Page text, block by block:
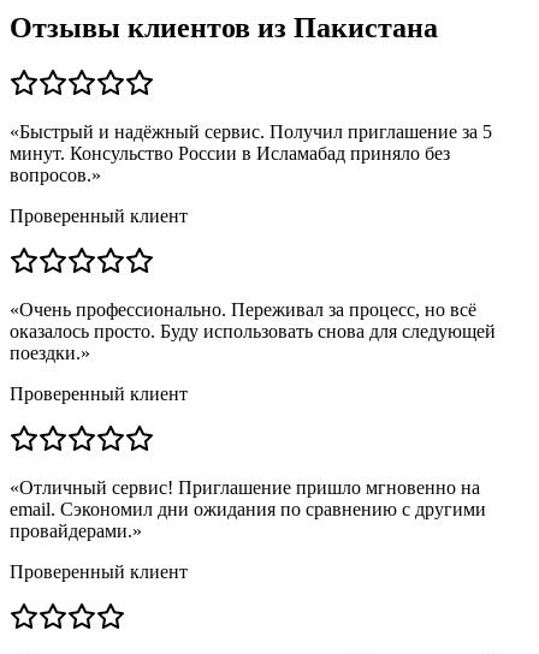
Отзывы клиентов из Пакистана
«Быстрый и надёжный сервис. Получил приглашение за 5
минут. Консульство России в Исламабад приняло без
вопросов.»
Проверенный клиент
«Очень профессионально. Переживал за процесс, но всё
оказалось просто. Буду использовать снова для следующей
поездки.»
Проверенный клиент
«Отличный сервис! Приглашение пришло мгновенно на
email. Сэкономил дни ожидания по сравнению с другими
провайдерами.»
Проверенный клиент